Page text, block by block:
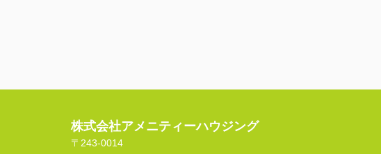
株式会社アメニティーハウジング
〒243-0014